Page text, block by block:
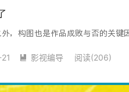
，构图也是作品成败与否的关键
 影视编导 阅读(206)